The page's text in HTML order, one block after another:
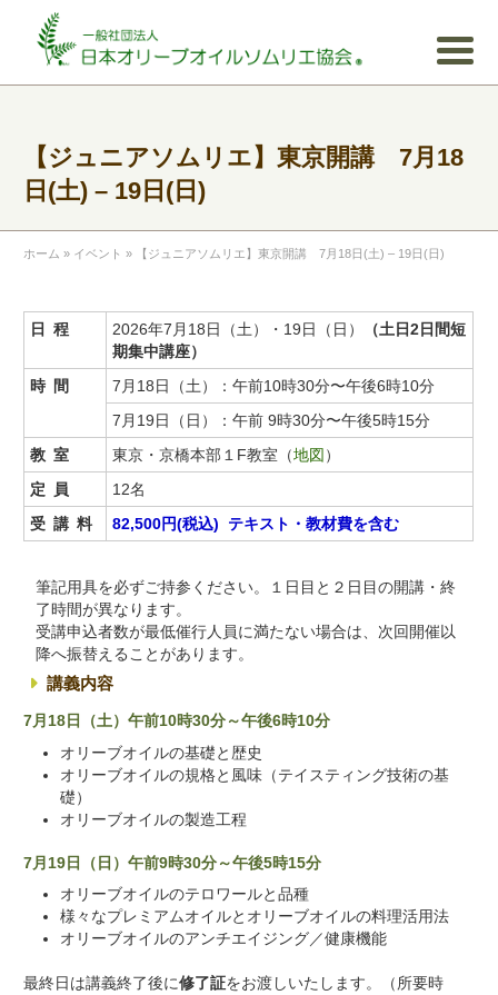
【ジュニアソムリエ】東京開講 7月18
日(土) – 19日(日)
ホーム » イベント » 【ジュニアソムリエ】東京開講 7月18日(土) – 19日(日)
日程 2026年7月18日（土）・19日（日）
（土日2日間短
期集中講座）
時間
7月18日（土）：午前10時30分〜午後6時10分
7月19日（日）：午前 9時30分〜午後5時15分
教室
東京・京橋本部１F教室（地図 ）
定員
12名
受講料
82,500円(税込) テキスト・教材費を含む
筆記用具を必ずご持参ください。１日目と２日目の開講・終
了時間が異なります。
受講申込者数が最低催行人員に満たない場合は、次回開催以
降へ振替えることがあります。
講義内容
7月18日（土）午前10時30分～午後6時10分
オリーブオイルの基礎と歴史
オリーブオイルの規格と風味（テイスティング技術の基
礎）
オリーブオイルの製造工程
7月19日（日）午前9時30分～午後5時15分
オリーブオイルのテロワールと品種
様々なプレミアムオイルとオリーブオイルの料理活用法
オリーブオイルのアンチエイジング／健康機能
最終日は講義終了後に修了証をお渡しいたします。（所要時